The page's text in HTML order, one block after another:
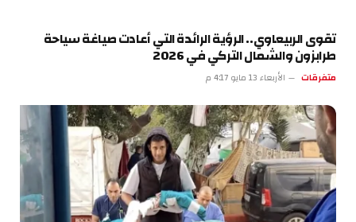
تقوى الربيعاوي.. الرؤية الرائدة التي أعادت صياغة سياحة
طرابزون والشمال التركي في 2026
متفرقات الأربعاء 13 مايو 4:17 م